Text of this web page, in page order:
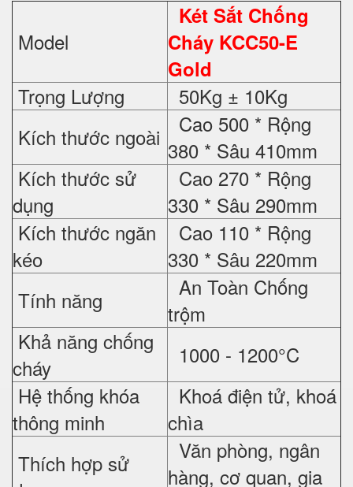
Model
Két Sắt Chống
Cháy KCC50-E
Gold
Trọng Lượng
50Kg ± 10Kg
Kích thước ngoài
Cao 500 * Rộng
380 * Sâu 410mm
Kích thước sử
dụng
Cao 270 * Rộng
330 * Sâu 290mm
Kích thước ngăn
kéo
Cao 110 * Rộng
330 * Sâu 220mm
Tính năng
An Toàn Chống
trộm
Khả năng chống
cháy
1000 - 1200°C
Hệ thống khóa
thông minh
Khoá điện tử, khoá
chìa
Thích hợp sử
Văn phòng, ngân
hàng, cơ quan, gia